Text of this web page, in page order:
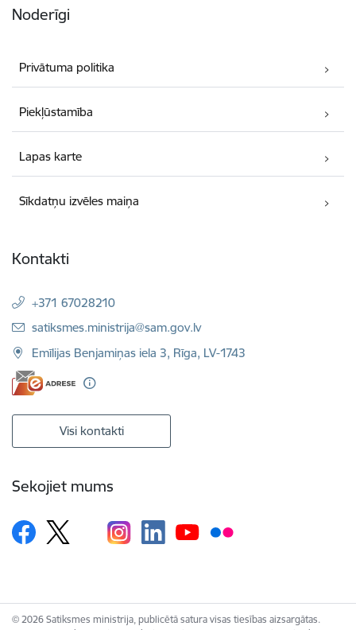
Noderīgi
Privātuma politika
Piekļūstamība
Lapas karte
Sīkdatņu izvēles maiņa
Kontakti
+371 67028210
E-pasts:
satiksmes.ministrija@sam.gov.lv
Emīlijas Benjamiņas iela 3, Rīga, LV-1743
Visi kontakti
Sekojiet mums
© 2026 Satiksmes ministrija, publicētā satura visas tiesības aizsargātas.